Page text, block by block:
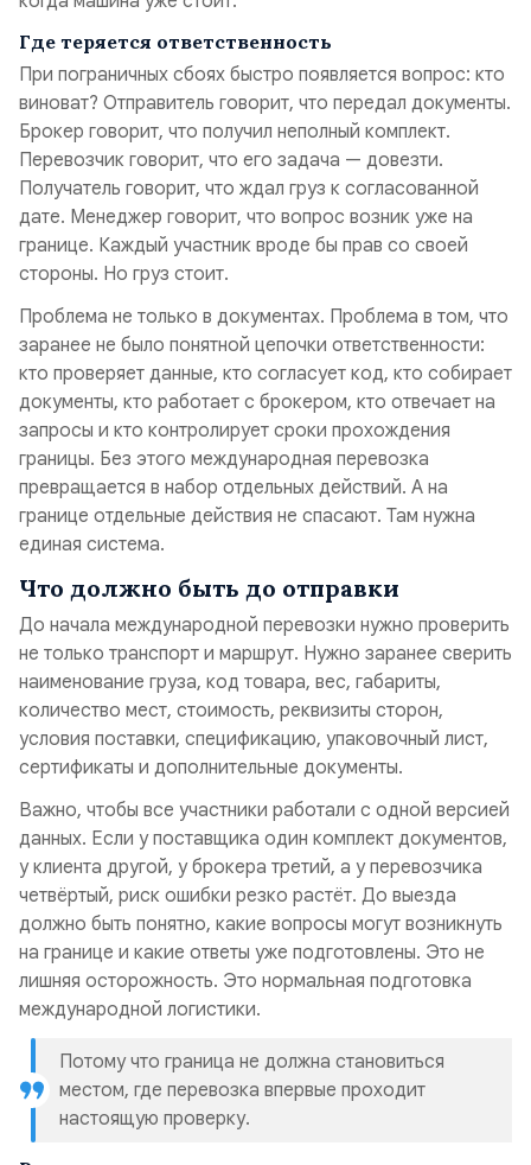
Где теряется ответственность
При пограничных сбоях быстро появляется вопрос: кто
виноват? Отправитель говорит, что передал документы.
Брокер говорит, что получил неполный комплект.
Перевозчик говорит, что его задача — довезти.
Получатель говорит, что ждал груз к согласованной
дате. Менеджер говорит, что вопрос возник уже на
границе. Каждый участник вроде бы прав со своей
стороны. Но груз стоит.
Проблема не только в документах. Проблема в том, что
заранее не было понятной цепочки ответственности:
кто проверяет данные, кто согласует код, кто собирает
документы, кто работает с брокером, кто отвечает на
запросы и кто контролирует сроки прохождения
границы. Без этого международная перевозка
превращается в набор отдельных действий. А на
границе отдельные действия не спасают. Там нужна
единая система.
Что должно быть до отправки
До начала международной перевозки нужно проверить
не только транспорт и маршрут. Нужно заранее сверить
наименование груза, код товара, вес, габариты,
количество мест, стоимость, реквизиты сторон,
условия поставки, спецификацию, упаковочный лист,
сертификаты и дополнительные документы.
Важно, чтобы все участники работали с одной версией
данных. Если у поставщика один комплект документов,
у клиента другой, у брокера третий, а у перевозчика
четвёртый, риск ошибки резко растёт. До выезда
должно быть понятно, какие вопросы могут возникнуть
на границе и какие ответы уже подготовлены. Это не
лишняя осторожность. Это нормальная подготовка
международной логистики.
Потому что граница не должна становиться
местом, где перевозка впервые проходит
настоящую проверку.